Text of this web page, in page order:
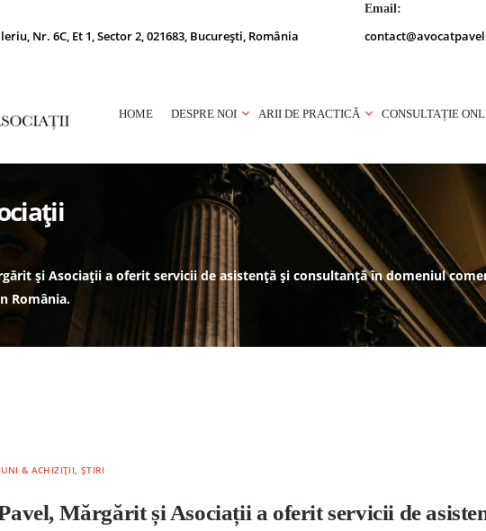
Nr. 6C, Et 1, Sector 2, 021683, București, România
Email:
HOME DESPRE NOI ARII DE PRACTICĂ CONSULTAȚIE
și Asociații a oferit servicii de asistență și consultanță în domeniul
România.
& ACHIZIȚII,ȘTIRI
Mărgărit și Asociații a oferit servicii de